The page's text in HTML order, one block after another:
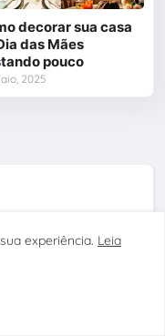
decorar sua casa
das Mães
pouco
2025
experiência. Leia